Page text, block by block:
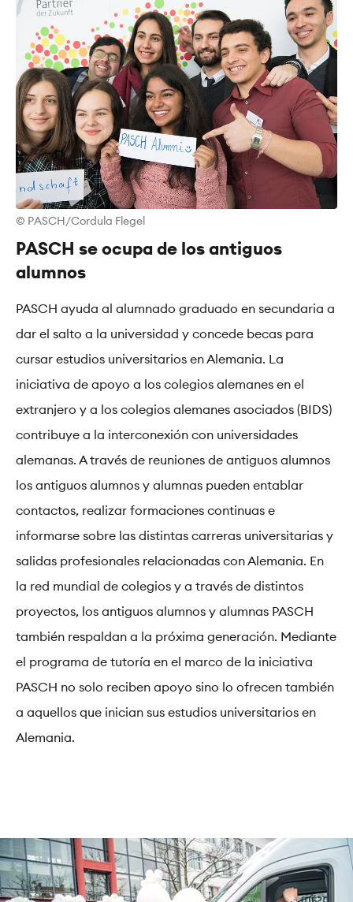
© PASCH/Cordula Flegel
PASCH se ocupa de los antiguos
alumnos
PASCH ayuda al alumnado graduado en secundaria a
dar el salto a la universidad y concede becas para
cursar estudios universitarios en Alemania. La
iniciativa de apoyo a los colegios alemanes en el
extranjero y a los colegios alemanes asociados (BIDS)
contribuye a la interconexión con universidades
alemanas. A través de reuniones de antiguos alumnos
los antiguos alumnos y alumnas pueden entablar
contactos, realizar formaciones continuas e
informarse sobre las distintas carreras universitarias y
salidas profesionales relacionadas con Alemania. En
la red mundial de colegios y a través de distintos
proyectos, los antiguos alumnos y alumnas PASCH
también respaldan a la próxima generación. Mediante
el programa de tutoría en el marco de la iniciativa
PASCH no solo reciben apoyo sino lo ofrecen también
a aquellos que inician sus estudios universitarios en
Alemania.